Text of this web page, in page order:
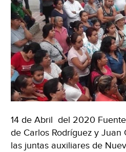
14 de Abril del 2020
de Carlos Rodríguez y
las juntas auxiliares de